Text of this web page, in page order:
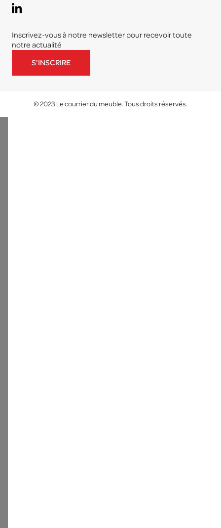
Inscrivez-vous à notre newsletter pour recevoir toute
notre actualité
S'INSCRIRE
© 2023 Le courrier du meuble. Tous droits réservés.